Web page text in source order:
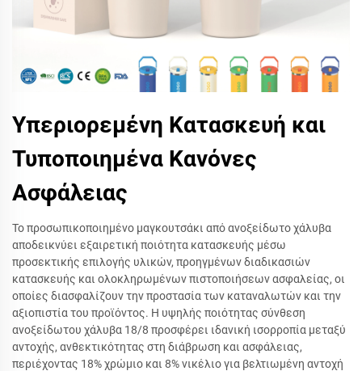
Υπεριορεμένη Κατασκευή και
Τυποποιημένα Κανόνες
Ασφάλειας
Το προσωπικοποιημένο μαγκουτσάκι από ανοξείδωτο χάλυβα
αποδεικνύει εξαιρετική ποιότητα κατασκευής μέσω
προσεκτικής επιλογής υλικών, προηγμένων διαδικασιών
κατασκευής και ολοκληρωμένων πιστοποιήσεων ασφαλείας, οι
οποίες διασφαλίζουν την προστασία των καταναλωτών και την
αξιοπιστία του προϊόντος. Η υψηλής ποιότητας σύνθεση
ανοξείδωτου χάλυβα 18/8 προσφέρει ιδανική ισορροπία μεταξύ
αντοχής, ανθεκτικότητας στη διάβρωση και ασφάλειας,
περιέχοντας 18% χρώμιο και 8% νικέλιο για βελτιωμένη αντοχή